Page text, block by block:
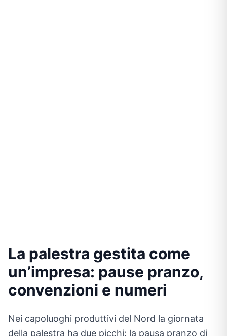
La palestra gestita come
un’impresa: pause pranzo,
convenzioni e numeri
Nei capoluoghi produttivi del Nord la giornata
della palestra ha due picchi: la pausa pranzo di